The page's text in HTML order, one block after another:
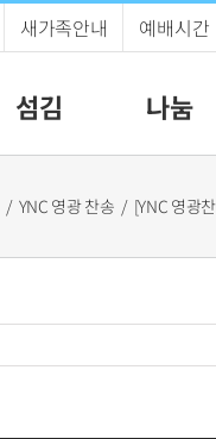
새가족안내 예배시간
섬김 나눔
YNC 영광 찬송 [YNC 영광